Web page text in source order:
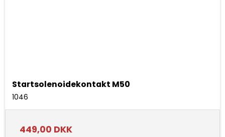
Startsolenoidekontakt M50
1046
449,00 DKK